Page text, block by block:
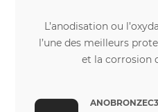
L’anodisation ou
l’une des meilleurs
et la corrosion